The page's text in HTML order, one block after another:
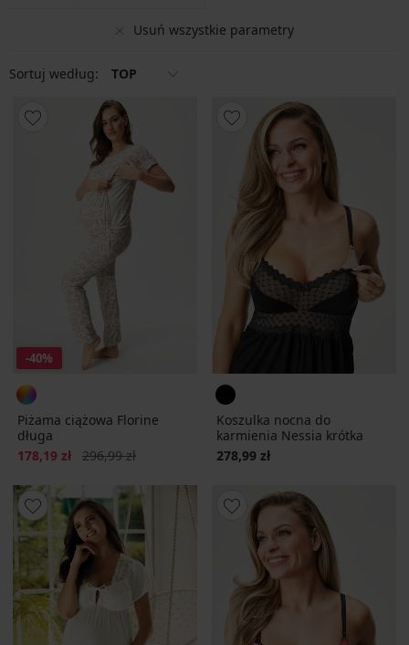
Usuń wszystkie parametry
Sortuj według: TOP
-40%
Piżama ciążowa Florine
długa
Zniżka
178,19 zł Pierwotna cena
296,99 zł
Koszulka nocna do
karmienia Nessia krótka
278,99 zł